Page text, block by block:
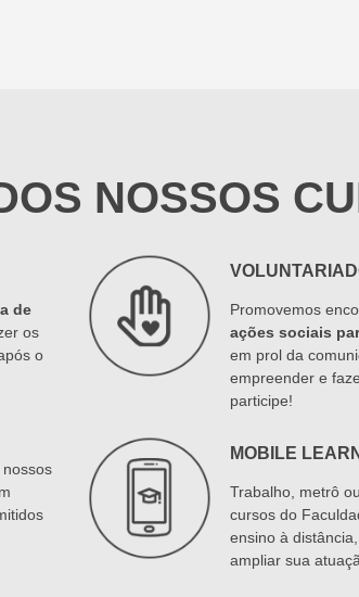
NOSSOS
de
os
o
Promovemos
ações sociais
em prol da
empreender e
participe!
MOBILE
Trabalho, metrô
cursos do
ensino à
ampliar sua